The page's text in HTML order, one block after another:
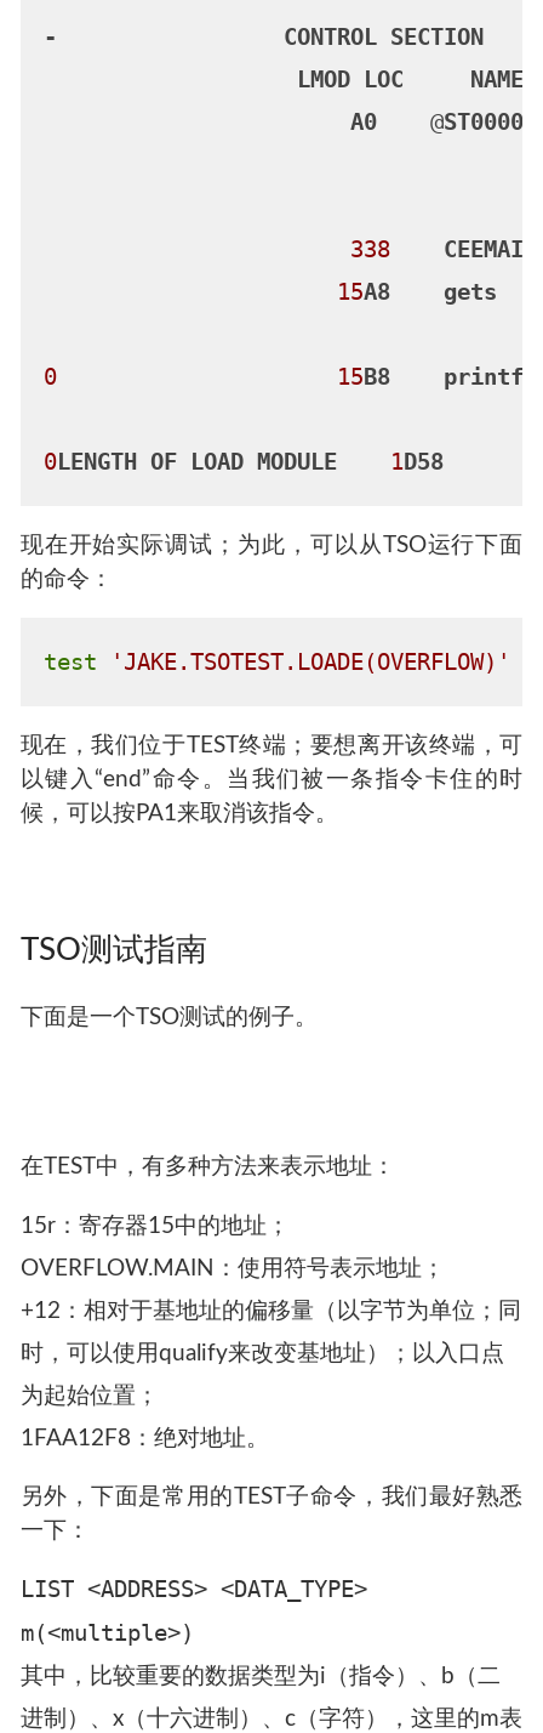
- CONTROL SECTION
LMOD LOC
NAME
A0
    @
ST00001
338
CEEMAIN
15A8 gets
0 15B8 printf
0LENGTH OF LOAD MODULE 1D58
现在开始实际调试；为此，可以从TSO运行下面
的命令：
test 'JAKE.TSOTEST.LOADE(OVERFLOW)'
现在，我们位于TEST终端；要想离开该终端，可
以键入“end”命令。当我们被一条指令卡住的时
候，可以按PA1来取消该指令。
TSO测试指南
下面是一个TSO测试的例子。
在TEST中，有多种方法来表示地址：
15r：寄存器15中的地址；